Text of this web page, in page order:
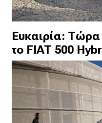
Ευκαιρία: Τώρα
το FIAT 500